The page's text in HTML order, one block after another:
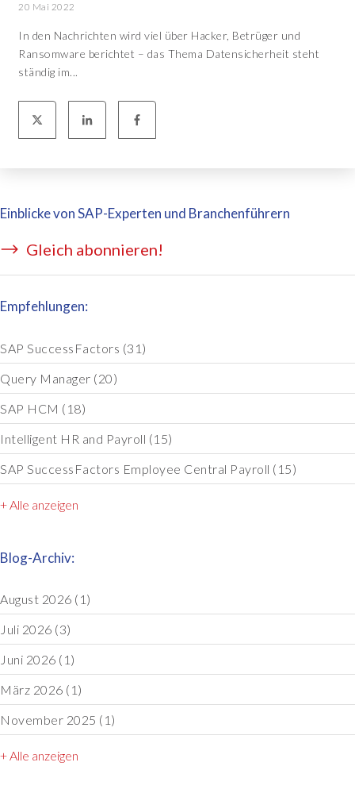
20 Mai 2022
In den Nachrichten wird viel über Hacker, Betrüger und
Ransomware berichtet – das Thema Datensicherheit steht
ständig im...
Einblicke von SAP-Experten und Branchenführern
Gleich abonnieren!
Empfehlungen:
SAP SuccessFactors (31)
Query Manager (20)
SAP HCM (18)
Intelligent HR and Payroll (15)
SAP SuccessFactors Employee Central Payroll (15)
+ Alle anzeigen
Blog-Archiv:
August 2026 (1)
Juli 2026 (3)
Juni 2026 (1)
März 2026 (1)
November 2025 (1)
+ Alle anzeigen